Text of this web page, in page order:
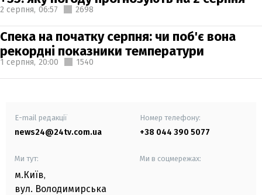
2 серпня, 06:57 2698
Спека на початку серпня: чи поб'є вона
рекордні показники температури
1 серпня, 20:00 1540
E-mail редакції
news24@24tv.com.ua
Номер телефону:
+38 044 390 5077
Ми тут:
м.Київ,
вул. Володимирська
Ми в соцмережах: